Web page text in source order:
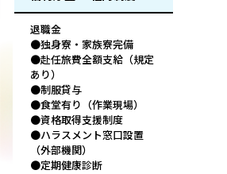
退職金
●独身寮・家族寮完備
●赴任旅費全額支給（規定
あり）
●制服貸与
●食堂有り（作業現場）
●資格取得支援制度
●ハラスメント窓口設置
（外部機関）
●定期健康診断